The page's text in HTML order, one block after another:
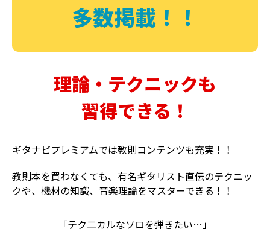
多数掲載！！
理論・テクニックも
習得できる！
ギタナビプレミアムでは教則コンテンツも充実！！
教則本を買わなくても、有名ギタリスト直伝のテクニッ
クや、機材の知識、音楽理論をマスターできる！！
「テク二カルなソロを弾きたい…」